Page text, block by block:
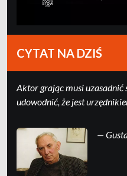
CYTAT NA DZIŚ
Ak­tor grając mu­si uza­sad­nić
udo­wod­nić, że jest
—